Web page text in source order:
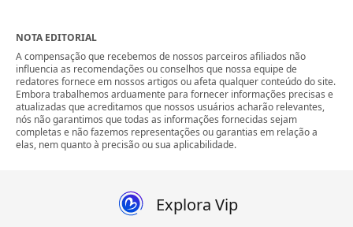
NOTA EDITORIAL
A compensação que recebemos de nossos parceiros afiliados não
influencia as recomendações ou conselhos que nossa equipe de
redatores fornece em nossos artigos ou afeta qualquer conteúdo do site.
Embora trabalhemos arduamente para fornecer informações precisas e
atualizadas que acreditamos que nossos usuários acharão relevantes,
nós não garantimos que todas as informações fornecidas sejam
completas e não fazemos representações ou garantias em relação a
elas, nem quanto à precisão ou sua aplicabilidade.
Explora Vip